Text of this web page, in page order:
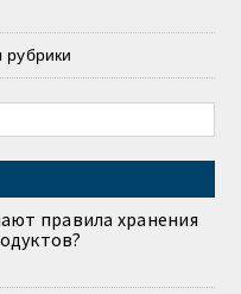
правила хранения